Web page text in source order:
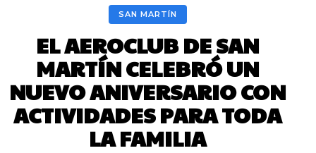
SAN MARTÍN
EL AEROCLUB DE SAN
MARTÍN CELEBRÓ UN
NUEVO ANIVERSARIO CON
ACTIVIDADES PARA TODA
LA FAMILIA